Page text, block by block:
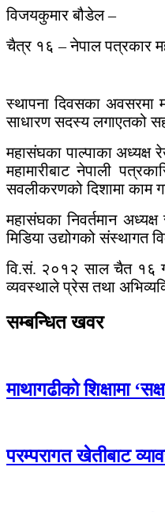
विजयकुमार बौडेल –
चैत्र १६ – नेपाल पत्रकार
स्थापना दिवसका अवसरमा
साधारण सदस्य लगाएतको
महासंघका पाल्पाका अध्यक्ष
महामारीबाट नेपाली
सवलीकरणको दिशामा काम
महासंघका निवर्तमान
मिडिया उद्योगको संस्थागत
वि.सं. २०१२ साल चैत १६
व्यवस्थाले प्रेस तथा
सम्बन्धित खवर
माथागढीको शिक्षामा
परम्परागत खेतीबाट